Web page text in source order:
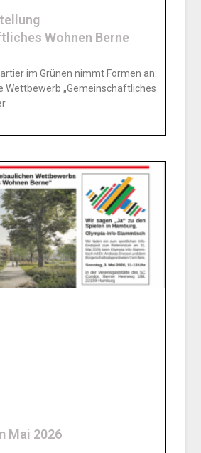
Wohnen Berne
im Grünen nimmt Formen an:
Wettbewerb „Gemeinschaftliches
Mai 2026